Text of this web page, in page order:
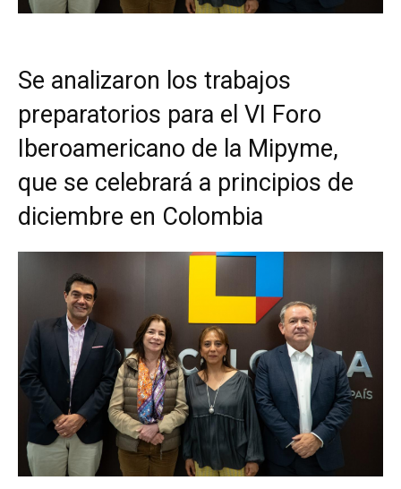
Se analizaron los trabajos
preparatorios para el VI Foro
Iberoamericano de la Mipyme,
que se celebrará a principios de
diciembre en Colombia